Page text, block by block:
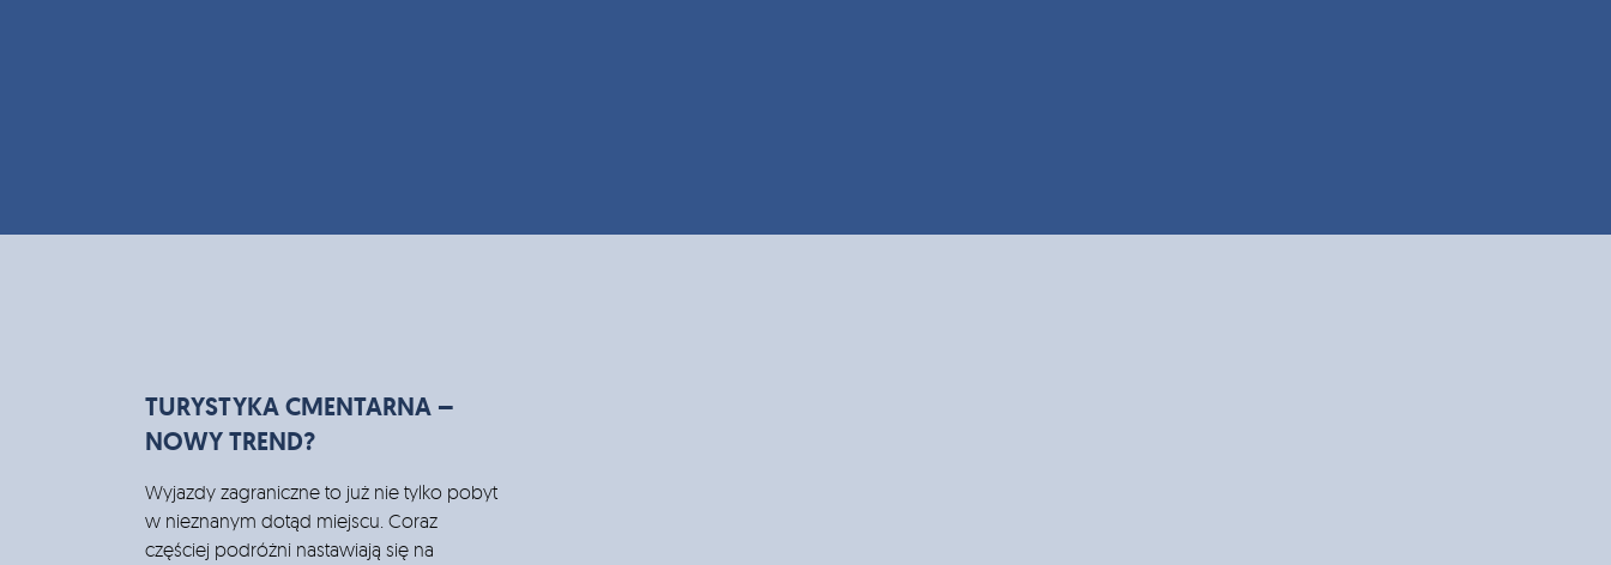
TURYSTYKA CMENTARNA –
NOWY TREND?
Wyjazdy zagraniczne to już nie tylko pobyt
w nieznanym dotąd miejscu. Coraz
częściej podróżni nastawiają się na